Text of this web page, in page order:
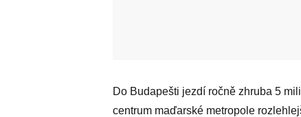
Do Budapešti jezdí ročně zhruba 5
centrum maďarské metropole